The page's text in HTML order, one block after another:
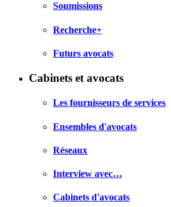
Soumissions
Recherche+
Futurs avocats
Cabinets et avocats
Les fournisseurs de services
Ensembles d'avocats
Réseaux
Interview avec…
Cabinets d'avocats